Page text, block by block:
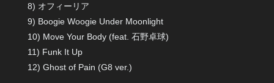
8) オフィーリア
9) Boogie Woogie Under Moonlight
10) Move Your Body (feat. 石野卓球)
11) Funk It Up
12) Ghost of Pain (G8 ver.)